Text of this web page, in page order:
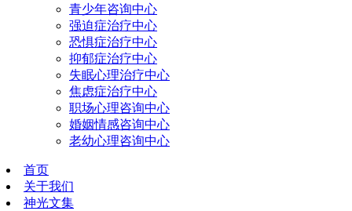
青少年咨询中心
强迫症治疗中心
恐惧症治疗中心
抑郁症治疗中心
失眠心理治疗中心
焦虑症治疗中心
职场心理咨询中心
婚姻情感咨询中心
老幼心理咨询中心
首页
关于我们
神光文集